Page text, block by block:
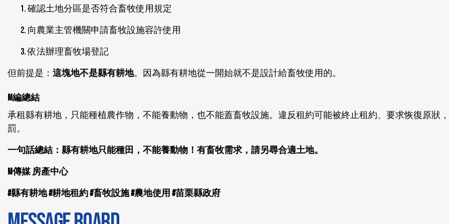
確認土地分區是否符合畜牧使用規定
向農業主管機關申請畜牧設施容許使用
依法辦理畜牧場登記
但前提是： 這塊地不是縣有耕地。因為縣有耕地從一開始就不是設計給畜牧使用的。
M編總結
承租縣有耕地，只能種植農作物，不能養動物，也不能蓋畜牧設施。違反租約可能被終止租約、要求恢復原狀
罰。
一句話總結：縣有耕地只能種田，不能養動物！有畜牧需求，請另尋合適土地。
M傳媒 房產中心
#縣有耕地 #耕地租約 #畜牧設施 #農地使用 #苗栗縣政府